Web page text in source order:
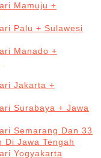
Mamuju +
Palu + Sulawesi
Manado +
Jakarta +
Surabaya + Jawa
Semarang Dan 33
Di Jawa Tengah
Yogyakarta